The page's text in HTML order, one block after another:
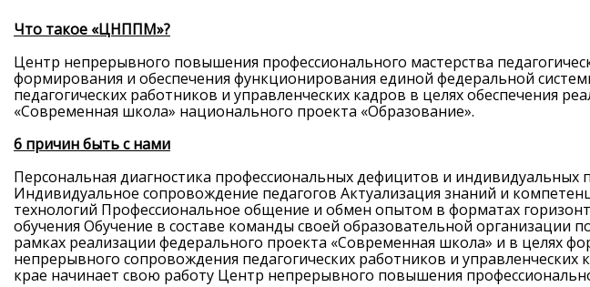
НАШИ
Что такое «ЦНППМ»?
Центр непрерывного повышения профессионального мастерства
формирования и обеспечения функционирования единой федеральной
педагогических работников и управленческих кадров в целях обеспечения
«Современная школа» национального проекта «Образование».
6 причин быть с нами
Персональная диагностика профессиональных дефицитов и индивидуальных
Индивидуальное сопровождение педагогов Актуализация знаний и
технологий Профессиональное общение и обмен опытом в форматах
обучения Обучение в составе команды своей образовательной организации
рамках реализации федерального проекта «Современная школа» и в целях
непрерывного сопровождения педагогических работников и управленческих
крае начинает свою работу Центр непрерывного повышения